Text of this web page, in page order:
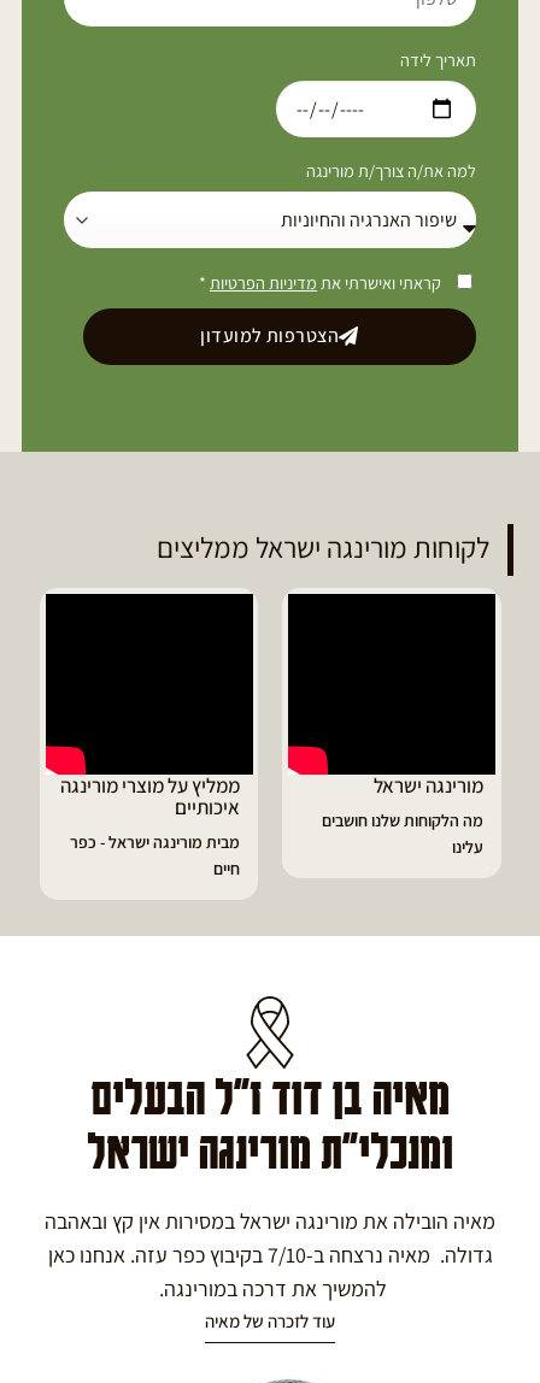
תאריך לידה
למה את/ה צורך/ת מורינגה
קראתי ואישרתי את מדיניות הפרטיות*
הצטרפות למועדון
לקוחות מורינגה ישראל ממליצים
ממליץ על מוצרי מורינגה
מבית מורינגה ישראל - כפר
דיוויד ממליץ על
הפסקתי לסבול מהתקפי
מאיה בן דוד ז"ל הבעלים
ומנכלי"ת מורינגה ישראל
מאיה הובילה את מורינגה ישראל במסירות אין קץ ובאהבה
גדולה. מאיה נרצחה ב-7/10 בקיבוץ כפר עזה. אנחנו כאן
להמשיך את דרכה במורינגה.
עוד לזכרה של מאיה